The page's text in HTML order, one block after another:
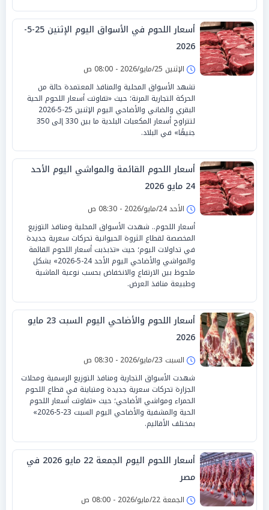
أسعار اللحوم في الأسواق اليوم الإثنين 25-5-
2026
الإثنين 25/مايو/2026 - 08:00 ص
تشهد الأسواق المحلية والمنافذ المعتمدة حالة من
الحركة التجارية المرنة؛ حيث «تفاوتت أسعار اللحوم الحية
البقري والضاني والأضاحي اليوم الإثنين 25-5-2026
لتتراوح أسعار المكعبات البلدية ما بين 330 إلى 350
جنيهًا» في البلاد.
أسعار اللحوم القائمة والمواشي اليوم الأحد
24 مايو 2026
الأحد 24/مايو/2026 - 08:30 ص
أسعار اللحوم.. شهدت الأسواق المحلية ومنافذ التوزيع
المخصصة لقطاع الثروة الحيوانية تحركات سعرية جديدة
في تداولات اليوم؛ حيث «تذبذبت أسعار اللحوم القائمة
والمواشي والأضاحي اليوم الأحد 24-5-2026» بشكل
ملحوظ بين الارتفاع والانخفاض بحسب نوعية الماشية
وطبيعة منافذ العرض.
أسعار اللحوم والأضاحي اليوم السبت 23 مايو
2026
السبت 23/مايو/2026 - 08:30 ص
شهدت الأسواق التجارية ومنافذ التوزيع الرسمية ومحلات
الجزارة تحركات سعرية جديدة ومتباينة في قطاع اللحوم
الحمراء ومواشي الأضاحي؛ حيث «تفاوتت أسعار اللحوم
الحية والمشفية والأضاحي اليوم السبت 23-5-2026»
بمختلف الأقاليم.
أسعار اللحوم اليوم الجمعة 22 مايو 2026 في
مصر
الجمعة 22/مايو/2026 - 08:00 ص